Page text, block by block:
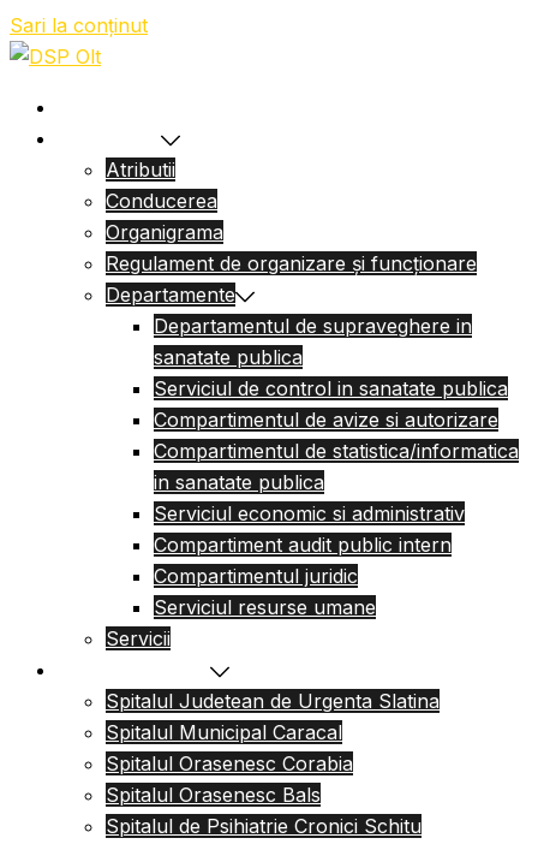
Sari la conținut
Atributii
Conducerea
Organigrama
Regulament de organizare și funcționare
Departamente
Departamentul de supraveghere in
sanatate publica
Serviciul de control in sanatate publica
Compartimentul de avize si autorizare
Compartimentul de statistica/informatica
in sanatate publica
Serviciul economic si administrativ
Compartiment audit public intern
Compartimentul juridic
Serviciul resurse umane
Servicii
Spitalul Judetean de Urgenta Slatina
Spitalul Municipal Caracal
Spitalul Orasenesc Corabia
Spitalul Orasenesc Bals
Spitalul de Psihiatrie Cronici Schitu